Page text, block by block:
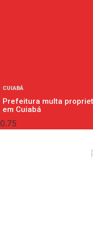
CUIABÁ
Prefeitura multa
em Cuiabá